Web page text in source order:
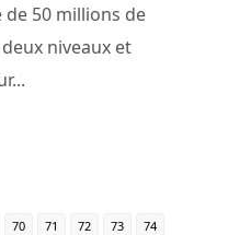
50 millions de
niveaux et
70 71 72 73 74